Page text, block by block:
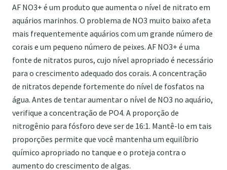
AF NO3+ é um produto que aumenta o nível de nitrato em
aquários marinhos. O problema de NO3 muito baixo afeta
mais frequentemente aquários com um grande número de
corais e um pequeno número de peixes. AF NO3+ é uma
fonte de nitratos puros, cujo nível apropriado é necessário
para o crescimento adequado dos corais. A concentração
de nitratos depende fortemente do nível de fosfatos na
água. Antes de tentar aumentar o nível de NO3 no aquário,
verifique a concentração de PO4. A proporção de
nitrogênio para fósforo deve ser de 16:1. Mantê-lo em tais
proporções permite que você mantenha um equilíbrio
químico apropriado no tanque e o proteja contra o
aumento do crescimento de algas.